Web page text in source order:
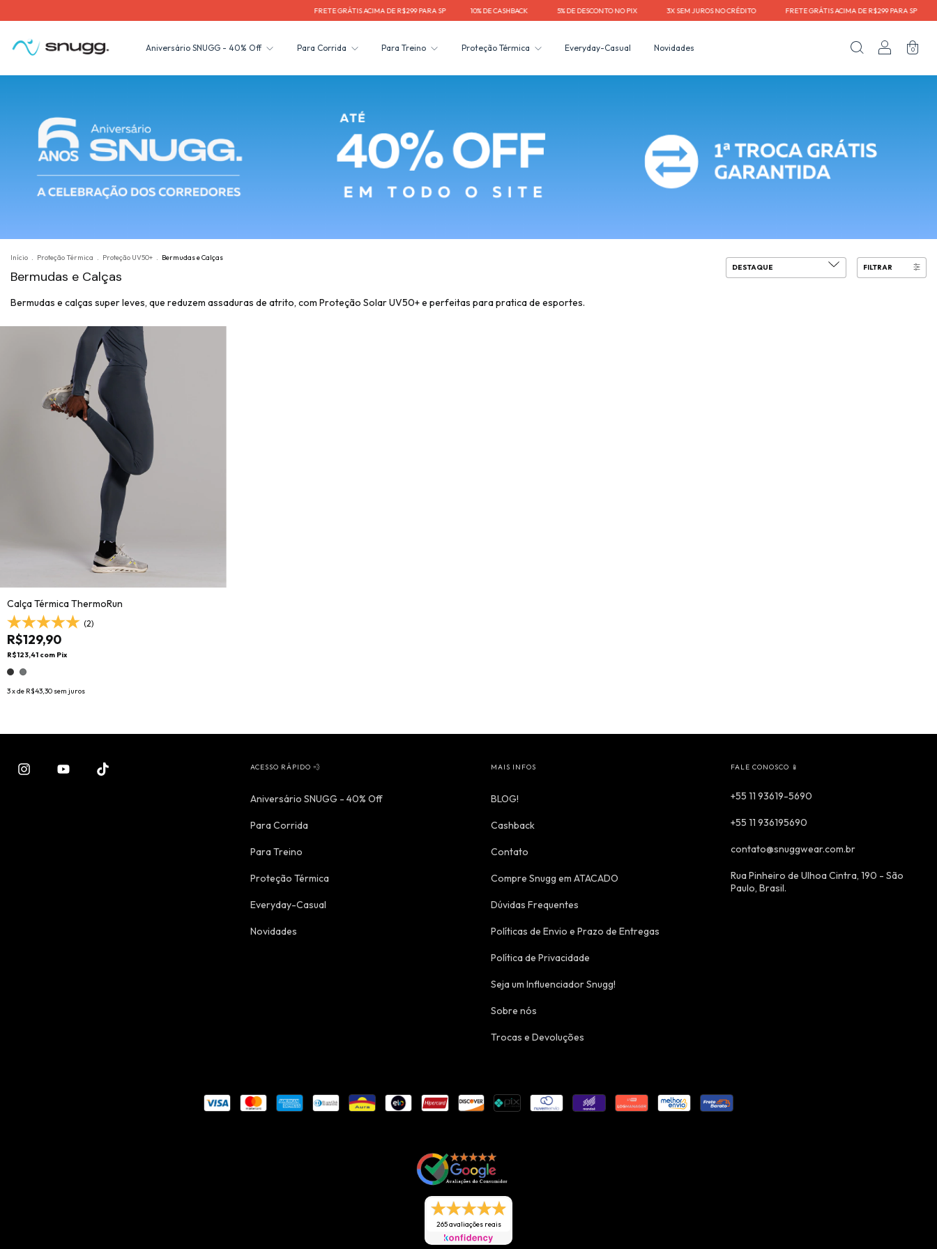
FRETE GRÁTIS ACIMA DE R$299 PARA SP⠀⠀⠀⠀⠀10% DE CASHBACK⠀⠀⠀⠀⠀⠀5% DE DESCONTO NO PIX⠀⠀⠀⠀⠀⠀3X SEM JUROS NO CRÉDITO⠀⠀⠀⠀⠀⠀FRETE GRÁTIS ACIMA DE R$299 PARA
Aniversário SNUGG - 40% Off Para Corrida Para Treino Proteção Térmica Everyday-Casual Novidades 0
Início . Proteção Térmica . Proteção UV50+ . Bermudas e Calças
Bermudas e Calças
FILTRAR
Bermudas e calças super leves, que reduzem assaduras de atrito, com Proteção Solar UV50+ e perfeitas para pratica de esportes.
Calça Térmica ThermoRun
(2)
R$129,90
R$123,41 com Pix
3x de R$43,30 sem juros
ACESSO RÁPIDO 💨
Aniversário SNUGG - 40% Off
Para Corrida
Para Treino
Proteção Térmica
Everyday-Casual
Novidades
MAIS INFOS
BLOG!
Cashback
Contato
Compre Snugg em ATACADO
Dúvidas Frequentes
Políticas de Envio e Prazo de Entregas
Política de Privacidade
Seja um Influenciador Snugg!
Sobre nós
Trocas e Devoluções
FALE CONOSCO 📱
+55 11 93619-5690
+55 11 936195690
contato@snuggwear.com.br
Rua Pinheiro de Ulhoa Cintra, 190 - São
Paulo, Brasil.
265 avaliações reais